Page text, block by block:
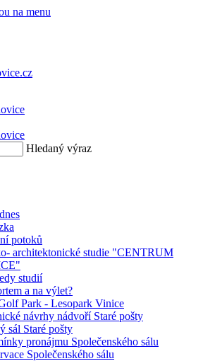
na menu
Hledaný výraz
potoků
architektonické studie "CENTRUM
studií
a na výlet?
Park - Lesopark Vinice
návrhy nádvoří Staré pošty
sál Staré pošty
pronájmu Společenského sálu
Společenského sálu